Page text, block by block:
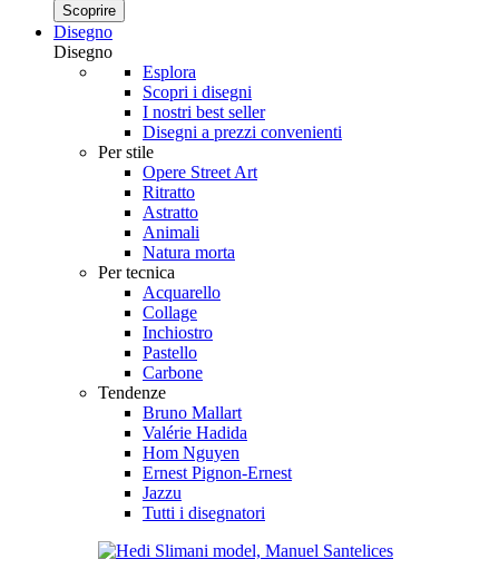
Scoprire
Disegno
Disegno
Esplora
Scopri i disegni
I nostri best seller
Disegni a prezzi convenienti
Per stile
Opere Street Art
Ritratto
Astratto
Animali
Natura morta
Per tecnica
Acquarello
Collage
Inchiostro
Pastello
Carbone
Tendenze
Bruno Mallart
Valérie Hadida
Hom Nguyen
Ernest Pignon-Ernest
Jazzu
Tutti i disegnatori